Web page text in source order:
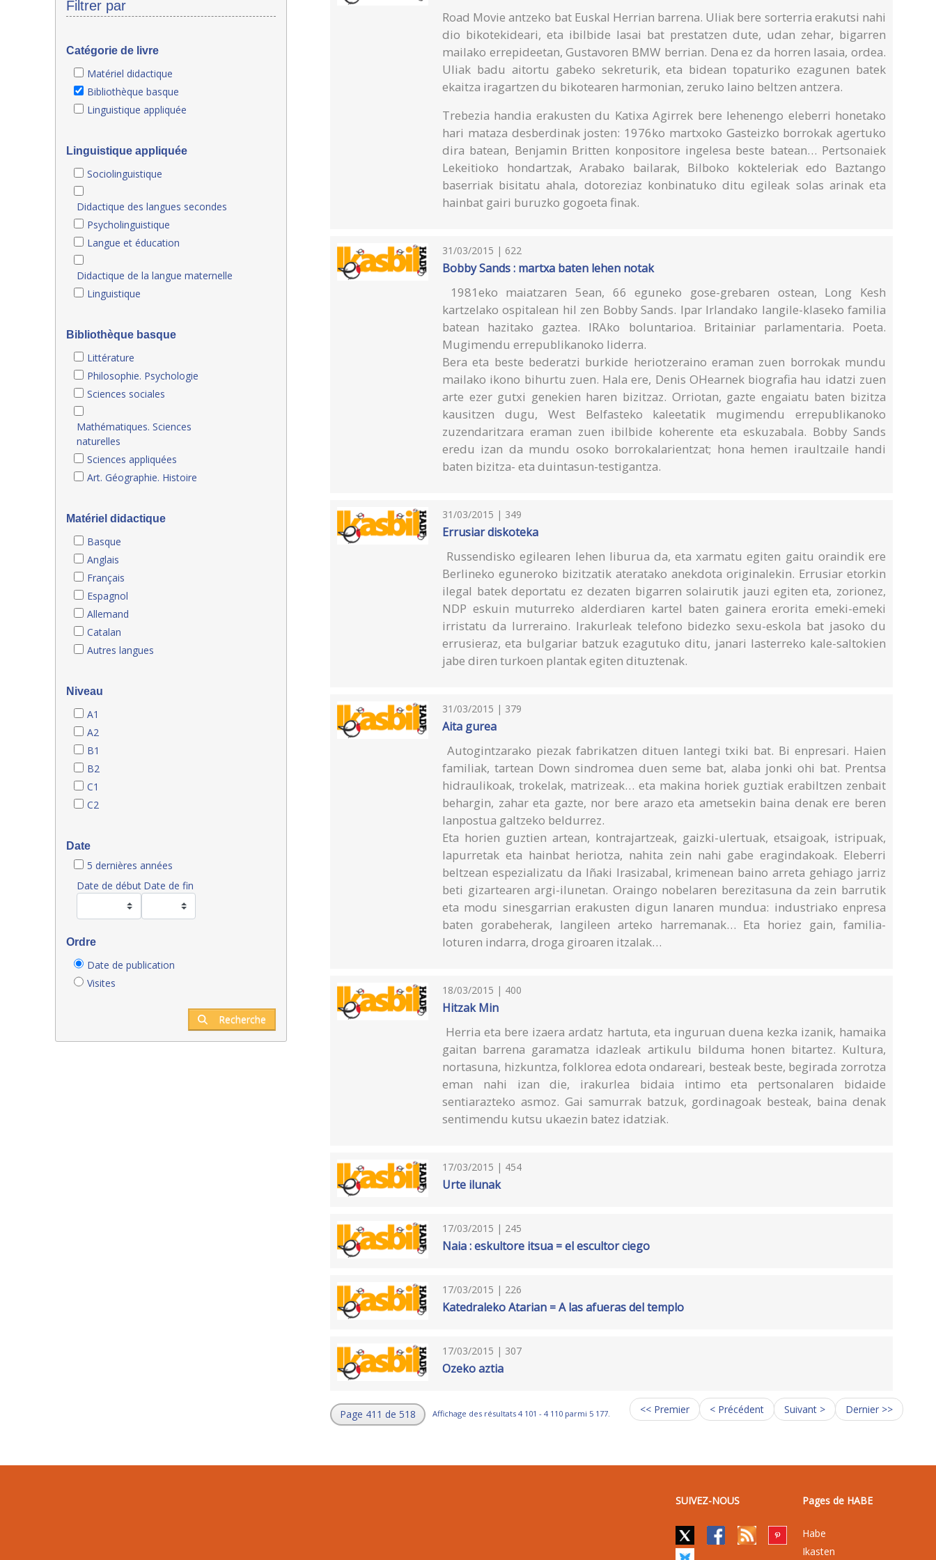
Filtrer par
Catégorie de livre
Matériel didactique
Bibliothèque basque
Linguistique appliquée
Linguistique appliquée
Sociolinguistique
Didactique des langues secondes
Psycholinguistique
Langue et éducation
Didactique de la langue maternelle
Linguistique
Bibliothèque basque
Littérature
Philosophie. Psychologie
Sciences sociales
Mathématiques. Sciences
naturelles
Sciences appliquées
Art. Géographie. Histoire
Matériel didactique
Basque
Anglais
Français
Espagnol
Allemand
Catalan
Autres langues
Niveau
A1
A2
B1
B2
C1
C2
Date
5 dernières années
Date de début Date de fin
Ordre
Date de publication
Visites
Recherche
Road Movie antzeko bat Euskal Herrian barrena. Uliak bere sorterria erakutsi nahi
dio bikotekideari, eta ibilbide lasai bat prestatzen dute, udan zehar, bigarren
mailako errepideetan, Gustavoren BMW berrian. Dena ez da horren lasaia, ordea.
Uliak badu aitortu gabeko sekreturik, eta bidean topaturiko ezagunen batek
ekaitza iragartzen du bikotearen harmonian, zeruko laino beltzen antzera.
Trebezia handia erakusten du Katixa Agirrek bere lehenengo eleberri honetako
hari mataza desberdinak josten: 1976ko martxoko Gasteizko borrokak agertuko
dira batean, Benjamin Britten konpositore ingelesa beste batean… Pertsonaiek
Lekeitioko hondartzak, Arabako bailarak, Bilboko kokteleriak edo Baztango
baserriak bisitatu ahala, dotoreziaz konbinatuko ditu egileak solas arinak eta
hainbat gairi buruzko gogoeta finak.
31/03/2015 | 622
Bobby Sands : martxa baten lehen notak
1981eko maiatzaren 5ean, 66 eguneko gose-grebaren ostean, Long Kesh
kartzelako ospitalean hil zen Bobby Sands. Ipar Irlandako langile-klaseko familia
batean hazitako gaztea. IRAko boluntarioa. Britainiar parlamentaria. Poeta.
Mugimendu errepublikanoko liderra.
Bera eta beste bederatzi burkide heriotzeraino eraman zuen borrokak mundu
mailako ikono bihurtu zuen. Hala ere, Denis OHearnek biografia hau idatzi zuen
arte ezer gutxi genekien haren bizitzaz. Orriotan, gazte engaiatu baten bizitza
kausitzen dugu, West Belfasteko kaleetatik mugimendu errepublikanoko
zuzendaritzara eraman zuen ibilbide koherente eta eskuzabala. Bobby Sands
eredu izan da mundu osoko borrokalarientzat; hona hemen iraultzaile handi
baten bizitza- eta duintasun-testigantza.
31/03/2015 | 349
Errusiar diskoteka
Russendisko egilearen lehen liburua da, eta xarmatu egiten gaitu oraindik ere
Berlineko eguneroko bizitzatik ateratako anekdota originalekin. Errusiar etorkin
ilegal batek deportatu ez dezaten bigarren solairutik jauzi egiten eta, zorionez,
NDP eskuin muturreko alderdiaren kartel baten gainera erorita emeki-emeki
irristatu da lurreraino. Irakurleak telefono bidezko sexu-eskola bat jasoko du
errusieraz, eta bulgariar batzuk ezagutuko ditu, janari lasterreko kale-saltokien
jabe diren turkoen plantak egiten dituztenak.
31/03/2015 | 379
Aita gurea
Autogintzarako piezak fabrikatzen dituen lantegi txiki bat. Bi enpresari. Haien
familiak, tartean Down sindromea duen seme bat, alaba jonki ohi bat. Prentsa
hidraulikoak, trokelak, matrizeak… eta makina horiek guztiak erabiltzen zenbait
behargin, zahar eta gazte, nor bere arazo eta ametsekin baina denak ere beren
lanpostua galtzeko beldurrez.
Eta horien guztien artean, kontrajartzeak, gaizki-ulertuak, etsaigoak, istripuak,
lapurretak eta hainbat heriotza, nahita zein nahi gabe eragindakoak. Eleberri
beltzean espezializatu da Iñaki Irasizabal, krimenean baino arreta gehiago jarriz
beti gizartearen argi-ilunetan. Oraingo nobelaren berezitasuna da zein barrutik
eta modu sinesgarrian erakusten digun lanaren mundua: industriako enpresa
baten gorabeherak, langileen arteko harremanak… Eta horiez gain, familia-
loturen indarra, droga giroaren itzalak…
18/03/2015 | 400
Hitzak Min
Herria eta bere izaera ardatz hartuta, eta inguruan duena kezka izanik, hamaika
gaitan barrena garamatza idazleak artikulu bilduma honen bitartez. Kultura,
nortasuna, hizkuntza, folklorea edota ondareari, besteak beste, begirada zorrotza
eman nahi izan die, irakurlea bidaia intimo eta pertsonalaren bidaide
sentiarazteko asmoz. Gai samurrak batzuk, gordinagoak besteak, baina denak
sentimendu kutsu ukaezin batez idatziak.
17/03/2015 | 454
Urte ilunak
17/03/2015 | 245
Naia : eskultore itsua = el escultor ciego
17/03/2015 | 226
Katedraleko Atarian = A las afueras del templo
17/03/2015 | 307
Ozeko aztia
Page 411 de 518 Affichage des résultats 4 101 - 4 110 parmi 5 177. << Premier < Précédent Suivant > Dernier >>
SUIVEZ-NOUS Pages de HABE
Habe
Ikasten